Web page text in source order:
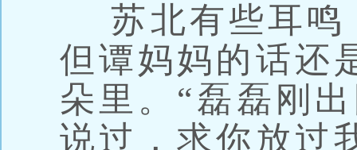
苏北有些耳鸣
但谭妈妈的话还
朵里。“磊磊刚
说过，求你放过